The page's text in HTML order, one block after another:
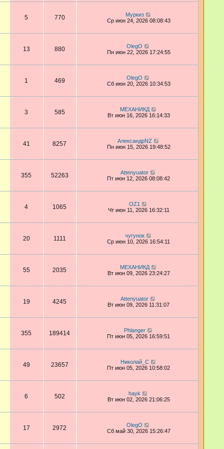
5 770
Муркиз
Ср июн 24, 2026 08:08:43
13 880
OlegO
Пн июн 22, 2026 17:24:55
1 469
OlegO
Сб июн 20, 2026 10:34:53
3 585
МЕХАНИКД
Вт июн 16, 2026 16:14:33
41 8257
АлександрNZ
Пн июн 15, 2026 19:48:52
355 52263
Attenyuator
Пт июн 12, 2026 08:08:42
4 1065
OZ1
Чт июн 11, 2026 16:32:11
20 1111
чугунок
Ср июн 10, 2026 16:54:11
55 2035
МЕХАНИКД
Вт июн 09, 2026 23:24:27
19 4245
Attenyuator
Вт июн 09, 2026 11:31:07
355 189414
Phlanger
Пт июн 05, 2026 16:59:51
49 23657
Николай_С
Пт июн 05, 2026 10:58:02
6 502
hayk
Вт июн 02, 2026 21:06:25
17 2972
OlegO
Сб май 30, 2026 15:26:47